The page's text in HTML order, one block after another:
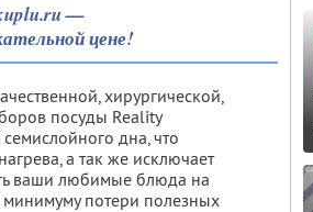
—
цене!
хирургической,
посуды Reality
дна, что
а так же исключает
ваши любимые блюда на
потери полезных